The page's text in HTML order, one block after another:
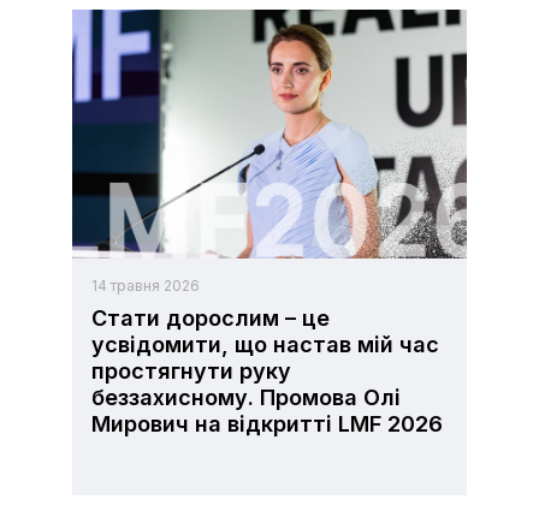
14 травня 2026
Стати дорослим – це
усвідомити, що настав мій час
простягнути руку
беззахисному. Промова Олі
Мирович на відкритті LMF 2026